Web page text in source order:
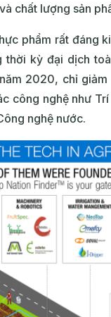
chất lượng sản
phẩm rất đáng
kỳ đại dịch
2020, chỉ
công nghệ như
nghệ nước.